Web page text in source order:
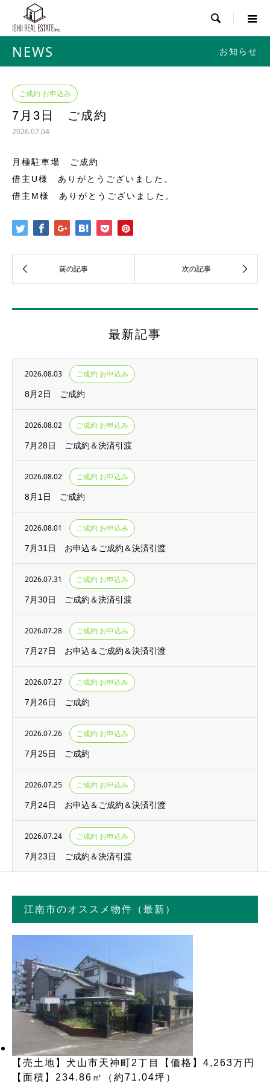

NEWS お知らせ
ご成約 お申込み
7月3日 ご成約
2026.07.04
月極駐車場 ご成約
借主U様 ありがとうございました。
借主M様 ありがとうございました。
最新記事
2026.08.03 ご成約 お申込み
8月2日 ご成約
2026.08.02 ご成約 お申込み
7月28日 ご成約＆決済引渡
2026.08.02 ご成約 お申込み
8月1日 ご成約
2026.08.01 ご成約 お申込み
7月31日 お申込＆ご成約＆決済引渡
2026.07.31 ご成約 お申込み
7月30日 ご成約＆決済引渡
2026.07.28 ご成約 お申込み
7月27日 お申込＆ご成約＆決済引渡
2026.07.27 ご成約 お申込み
7月26日 ご成約
2026.07.26 ご成約 お申込み
7月25日 ご成約
2026.07.25 ご成約 お申込み
7月24日 お申込＆ご成約＆決済引渡
2026.07.24 ご成約 お申込み
7月23日 ご成約＆決済引渡
江南市のオススメ物件（最新）
【売土地】犬山市天神町2丁目【価格】4,263万円
【面積】234.86㎡（約71.04坪）